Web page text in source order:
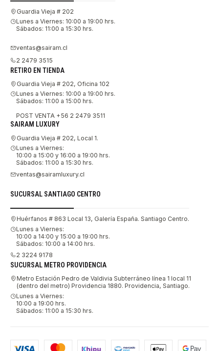
Guardia Vieja # 202
Lunes a Viernes: 10:00 a 19:00 hrs.
Sábados: 11:00 a 15:30 hrs.
ventas@sairam.cl
2 2479 3515
RETIRO EN TIENDA
Guardia Vieja # 202, Oficina 102
Lunes a Viernes: 10:00 a 19:00 hrs.
Sábados: 11:00 a 15:00 hrs.
POST VENTA +56 2 2479 3511
SAIRAM LUXURY
Guardia Vieja # 202, Local 1.
Lunes a Viernes:
10:00 a 15:00 y 16:00 a 19:00 hrs.
Sábados: 11:00 a 15:30 hrs.
ventas@sairamluxury.cl
SUCURSAL SANTIAGO CENTRO
Huérfanos # 863 Local 13, Galería España. Santiago Centro.
Lunes a Viernes:
10:00 a 14:00 y 15:00 a 19:00 hrs.
Sábados: 10:00 a 14:00 hrs.
2 3224 9178
SUCURSAL METRO PROVIDENCIA
Metro Estación Pedro de Valdivia Subterráneo línea 1 local 11
(dentro del metro) Providencia 1880. Providencia, Santiago.
Lunes a Viernes:
10:00 a 19:00 hrs.
Sábados: 11:00 a 15:30 hrs.